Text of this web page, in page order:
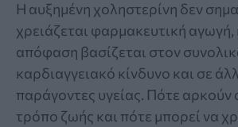
Η αυξημένη χοληστερίνη δεν
χρειάζεται φαρμακευτική
απόφαση βασίζεται στον
καρδιαγγειακό κίνδυνο και σε
παράγοντες υγείας. Πότε αρκούν
τρόπο ζωής και πότε μπορεί να